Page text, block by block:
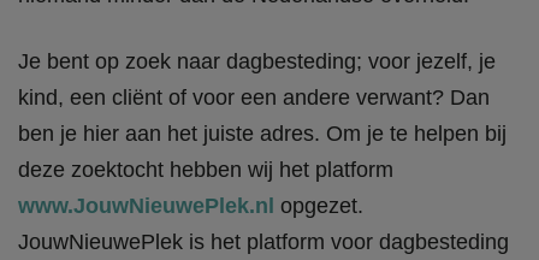
Je bent op zoek naar dagbesteding; voor jezelf, je
kind, een cliënt of voor een andere verwant? Dan
ben je hier aan het juiste adres. Om je te helpen bij
deze zoektocht hebben wij het platform
www.JouwNieuwePlek.nl opgezet.
JouwNieuwePlek is het platform voor dagbesteding